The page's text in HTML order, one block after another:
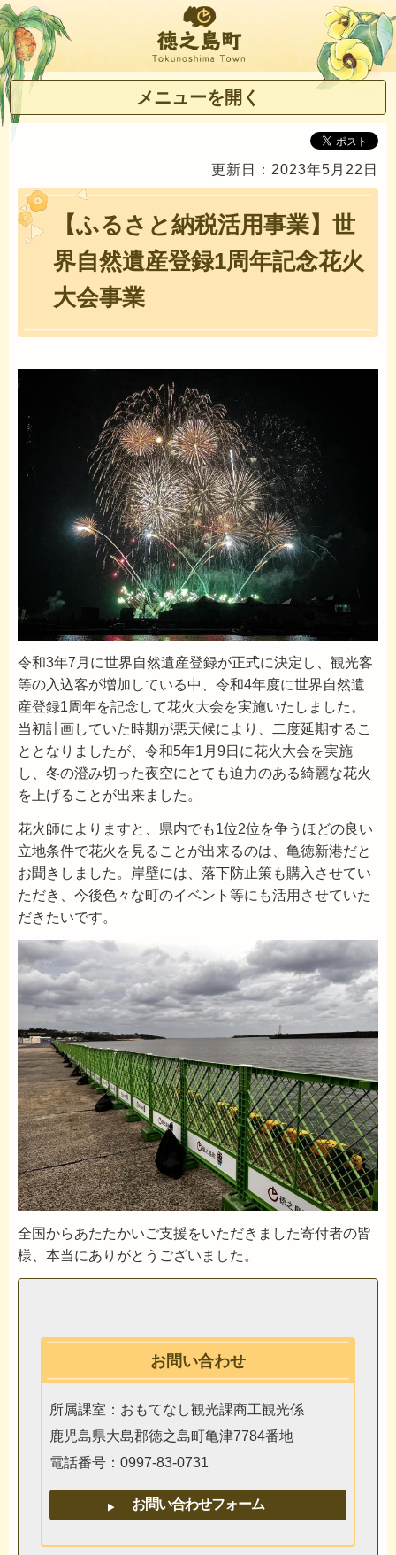
徳之島町
メニューを開く
更新日：2023年5月22日
【ふるさと納税活用事業】世
界自然遺産登録1周年記念花火
大会事業
令和3年7月に世界自然遺産登録が正式に決定し、観光客
等の入込客が増加している中、令和4年度に世界自然遺
産登録1周年を記念して花火大会を実施いたしました。
当初計画していた時期が悪天候により、二度延期するこ
ととなりましたが、令和5年1月9日に花火大会を実施
し、冬の澄み切った夜空にとても迫力のある綺麗な花火
を上げることが出来ました。
花火師によりますと、県内でも1位2位を争うほどの良い
立地条件で花火を見ることが出来るのは、亀徳新港だと
お聞きしました。岸壁には、落下防止策も購入させてい
ただき、今後色々な町のイベント等にも活用させていた
だきたいです。
全国からあたたかいご支援をいただきました寄付者の皆
様、本当にありがとうございました。
お問い合わせ
所属課室：おもてなし観光課商工観光係
鹿児島県大島郡徳之島町亀津7784番地
電話番号：0997-83-0731